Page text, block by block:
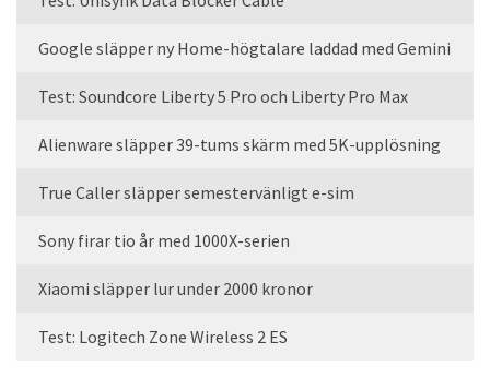
Google släpper ny Home-högtalare laddad med Gemini
Test: Soundcore Liberty 5 Pro och Liberty Pro Max
Alienware släpper 39-tums skärm med 5K-upplösning
True Caller släpper semestervänligt e-sim
Sony firar tio år med 1000X-serien
Xiaomi släpper lur under 2000 kronor
Test: Logitech Zone Wireless 2 ES